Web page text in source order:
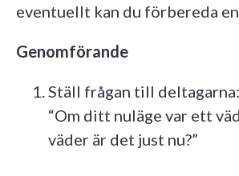
eventuellt kan du förbereda
Genomförande
Ställ frågan till deltagarna:
“Om ditt nuläge var ett
väder är det just nu?”